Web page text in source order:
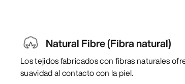
Natural Fibre (Fibra natural)
Los tejidos fabricados con fibras naturales
suavidad al contacto con la piel.